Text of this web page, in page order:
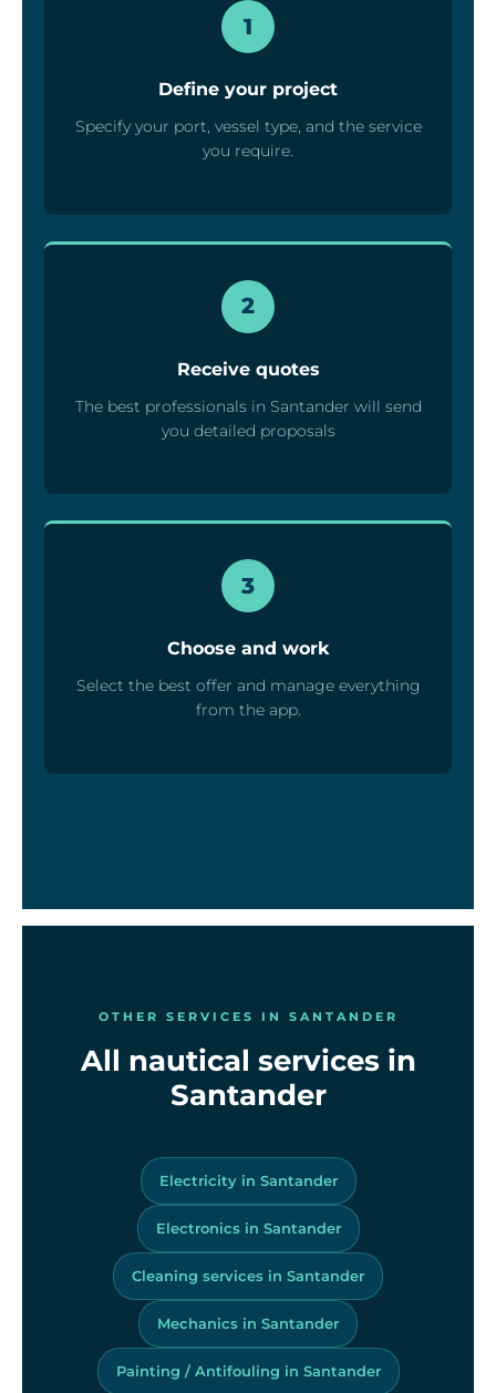
1
Define your project
Specify your port, vessel type, and the service
you require.
2
Receive quotes
The best professionals in Santander will send
you detailed proposals
3
Choose and work
Select the best offer and manage everything
from the app.
OTHER SERVICES IN SANTANDER
All nautical services in
Santander
Electricity in Santander
Electronics in Santander
Cleaning services in Santander
Mechanics in Santander
Painting / Antifouling in Santander